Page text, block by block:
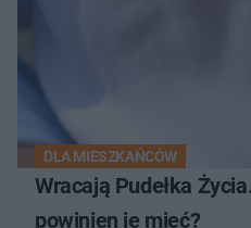
DLA MIESZKAŃCÓW
Wracają Pudełka
powinien je mieć?